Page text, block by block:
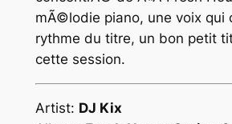
mÃ©lodie piano, une voix qui
rythme du titre, un bon petit
cette session.
Artist: DJ Kix